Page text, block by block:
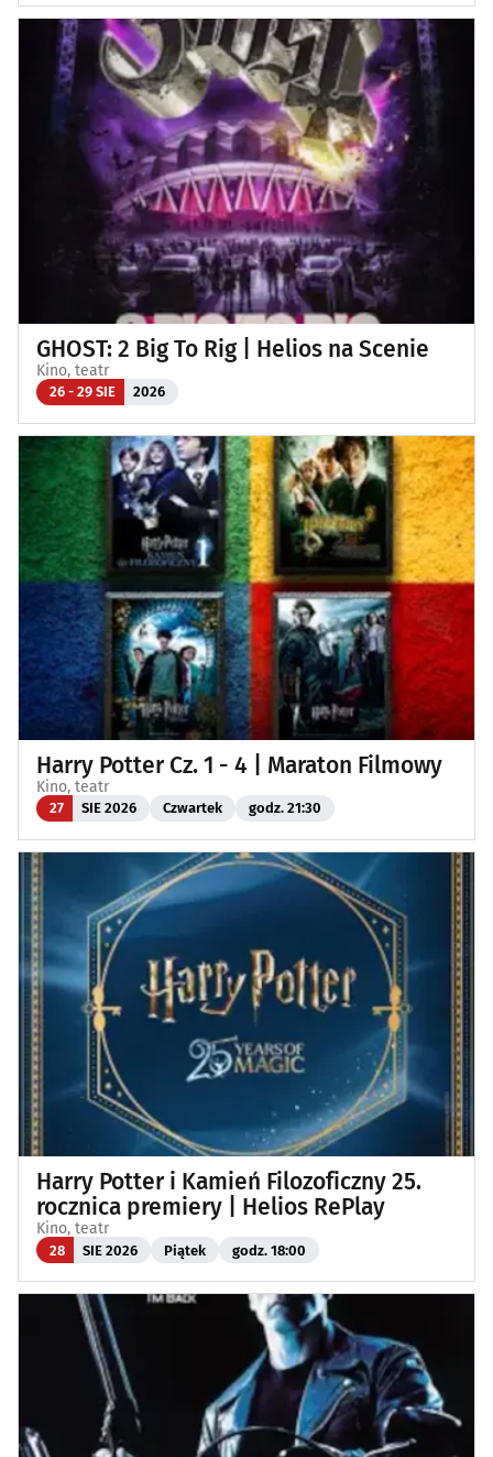
GHOST: 2 Big To Rig | Helios na Scenie
Kino, teatr
26 - 29 SIE 2026
Harry Potter Cz. 1 - 4 | Maraton Filmowy
Kino, teatr
27 SIE 2026 Czwartek godz. 21:30
Harry Potter i Kamień Filozoficzny 25.
rocznica premiery | Helios RePlay
Kino, teatr
28 SIE 2026 Piątek godz. 18:00